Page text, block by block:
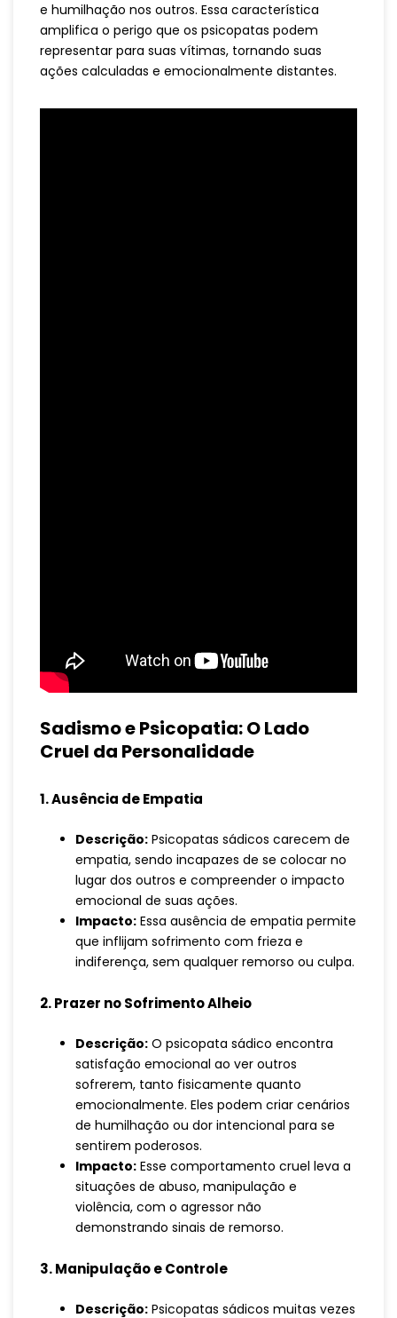
e humilhação nos outros. Essa característica
amplifica o perigo que os psicopatas podem
representar para suas vítimas, tornando suas
ações calculadas e emocionalmente distantes.
Sadismo e Psicopatia: O Lado
Cruel da Personalidade
1. Ausência de Empatia
Descrição: Psicopatas sádicos carecem de
empatia, sendo incapazes de se colocar no
lugar dos outros e compreender o impacto
emocional de suas ações.
Impacto: Essa ausência de empatia permite
que inflijam sofrimento com frieza e
indiferença, sem qualquer remorso ou culpa.
2. Prazer no Sofrimento Alheio
Descrição: O psicopata sádico encontra
satisfação emocional ao ver outros
sofrerem, tanto fisicamente quanto
emocionalmente. Eles podem criar cenários
de humilhação ou dor intencional para se
sentirem poderosos.
Impacto: Esse comportamento cruel leva a
situações de abuso, manipulação e
violência, com o agressor não
demonstrando sinais de remorso.
3. Manipulação e Controle
Descrição: Psicopatas sádicos muitas vezes